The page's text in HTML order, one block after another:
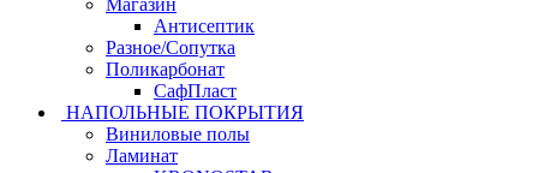
Магазин
Антисептик
Разное/Сопутка
Поликарбонат
СафПласт
НАПОЛЬНЫЕ ПОКРЫТИЯ
Виниловые полы
Ламинат